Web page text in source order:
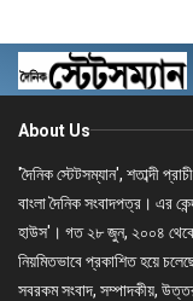
About Us
'দৈনিক স্টেটসম্যান', শতাব্দী
বাংলা দৈনিক সংবাদপত্র। এর
হাউস'। গত ২৮ জুন, ২০০৪ থেকে
নিয়মিতভাবে প্রকাশিত হয়ে
সবরকম সংবাদ, সম্পাদকীয়,